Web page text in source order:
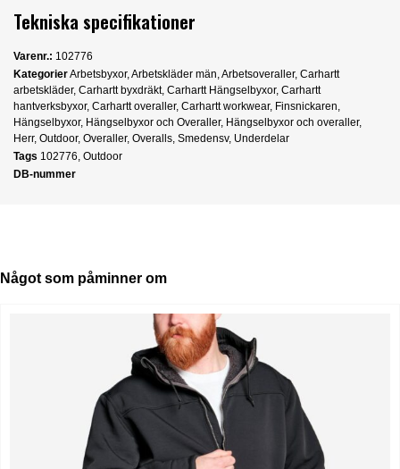
Tekniska specifikationer
Varenr.: 102776
KategorierArbetsbyxor,Arbetskläder män,Arbetsoveraller, Carhartt
arbetskläder, Carhartt byxdräkt, Carhartt Hängselbyxor, Carhartt
hantverksbyxor, Carhartt overaller, Carhartt workwear, Finsnickaren,
Hängselbyxor, Hängselbyxor och Overaller, Hängselbyxor och overaller,
Herr, Outdoor, Overaller, Overalls, Smedensv, Underdelar
Tags 102776, Outdoor
DB-nummer
Något som påminner om